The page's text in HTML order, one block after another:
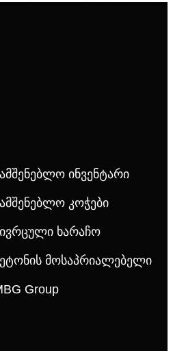
Ინვენტარი
Კოჭები
Ხარაჩო
Მოსაპრიალებელი
Group